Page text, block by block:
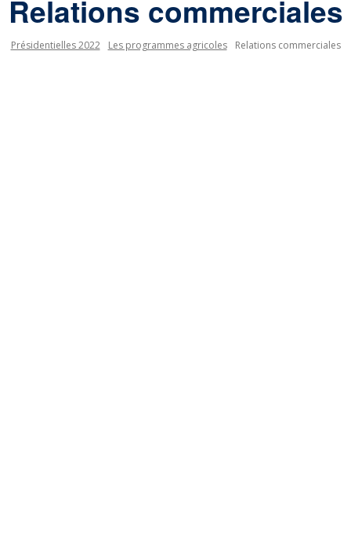
Relations commerciales
Présidentielles 2022 Les programmes agricoles Relations commerciales